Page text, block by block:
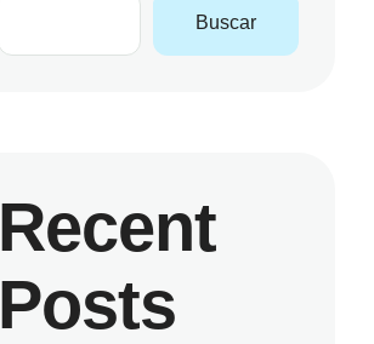
Buscar
Recent
Posts